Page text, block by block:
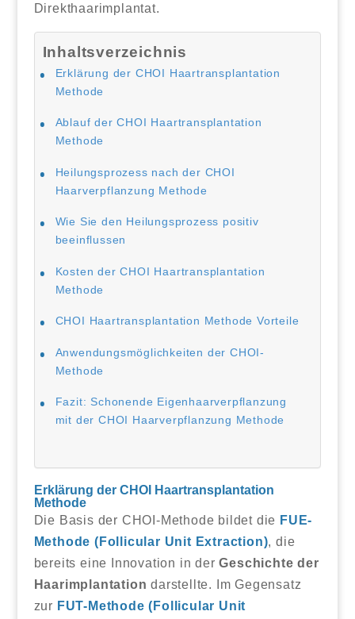
Direkthaarimplantat.
Inhaltsverzeichnis
Erklärung der CHOI Haartransplantation
Methode
Ablauf der CHOI Haartransplantation
Methode
Heilungsprozess nach der CHOI
Haarverpflanzung Methode
Wie Sie den Heilungsprozess positiv
beeinflussen
Kosten der CHOI Haartransplantation
Methode
CHOI Haartransplantation Methode Vorteile
Anwendungsmöglichkeiten der CHOI-
Methode
Fazit: Schonende Eigenhaarverpflanzung
mit der CHOI Haarverpflanzung Methode
Erklärung der CHOI Haartransplantation
Methode
Die Basis der CHOI-Methode bildet die FUE-
Methode (Follicular Unit Extraction), die
bereits eine Innovation in derGeschichte der
Haarimplantation darstellte. Im Gegensatz
zur FUT-Methode (Follicular Unit